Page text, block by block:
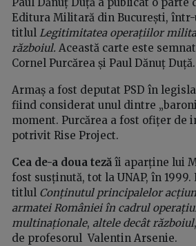
Paul Dănuț Duță a publicat o parte
Editura Militară din București,
titlul ​Legitimitatea operațiilor
războiul. Această carte este
Cornel Purcărea și Paul Dănuț Duță.
Armaș a fost deputat PSD în
fiind considerat unul dintre
moment. Purcărea a fost ofițer
potrivit Rise Project.
Cea de-a doua teză îi aparține lui
fost susținută, tot la UNAP, în
titlul Conținutul principalelor
armatei României în cadrul
multinaționale, altele decât războiul
de profesorul Valentin Arsenie.